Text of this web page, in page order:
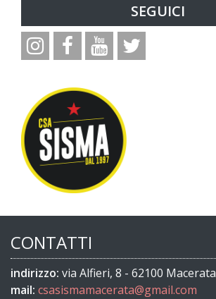
SEGUICI
CONTATTI
indirizzo: via Alfieri, 8 - 62100 Macerata
mail: csasismamacerata@gmail.com